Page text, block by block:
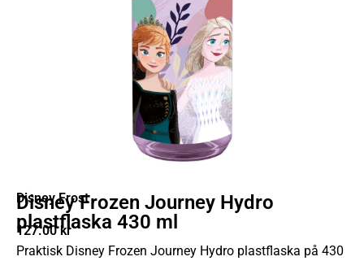
Disney Frost
Disney Frozen Journey Hydro
plastflaska 430 ml
127.00kr
Praktisk Disney Frozen Journey Hydro plastflaska på 430